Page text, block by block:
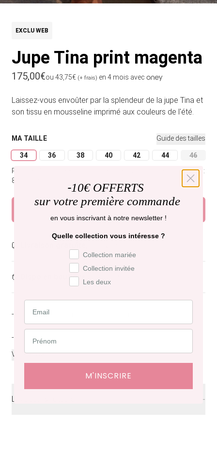
EXCLU WEB
Jupe Tina print magenta
Prix habituel
175,00€ou 43,75€ (+ frais) en 4 mois avec
Laissez-vous envoûter par la splendeur de la jupe Tina et
son tissu en mousseline imprimé aux couleurs de l'été.
MA TAILLE Guide des tailles
34
Variante épuisée ou indisponible
36
Variante épuisée ou indisponible
38
Variante épuisée ou indisponible
40
Variante épuisée ou indisponible
42
Variante épuisée ou
44
Variante
46
Poitrine: 79 cm à 83 cm.
Hanches:
87 cm à 91 cm.
Ajouter au panier
Dispo en boutique
- Jupe courte en mousseline imprimée fleuri
- Longueur côté sous ceinture...
VOIR PLUS
Livraison & retours
-10€ OFFERTS
sur votre première commande
en vous inscrivant à notre newsletter !
Quelle collection vous intéresse ?
Préférence de collection
Collection mariée
Collection invitée
Les deux
M'INSCRIRE